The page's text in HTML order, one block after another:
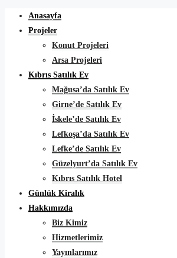
Anasayfa
Projeler
Konut Projeleri
Arsa Projeleri
Kıbrıs Satılık Ev
Mağusa’da Satılık Ev
Girne’de Satılık Ev
İskele’de Satılık Ev
Lefkoşa’da Satılık Ev
Lefke’de Satılık Ev
Güzelyurt’da Satılık Ev
Kıbrıs Satılık Hotel
Günlük Kiralık
Hakkımızda
Biz Kimiz
Hizmetlerimiz
Yayınlarımız